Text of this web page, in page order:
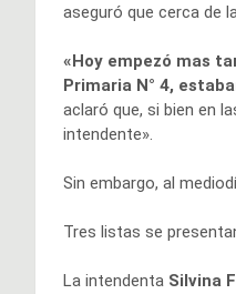
aseguró que cerca de
«Hoy empezó mas
Primaria N° 4,
aclaró que, si bien en
intendente».
Sin embargo, al
Tres listas se
La intendenta Silvina